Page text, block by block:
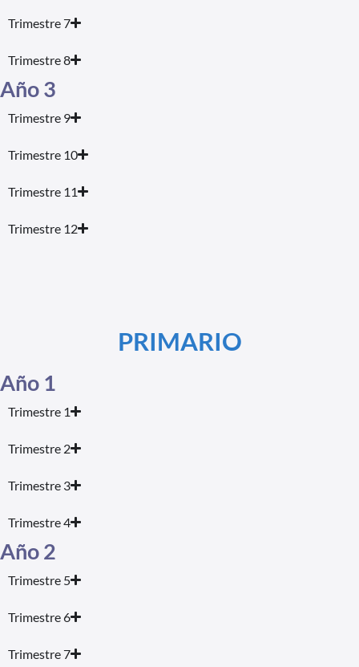
Trimestre 7
Trimestre 8
Año 3
Trimestre 9
Trimestre 10
Trimestre 11
Trimestre 12
PRIMARIO
Año 1
Trimestre 1
Trimestre 2
Trimestre 3
Trimestre 4
Año 2
Trimestre 5
Trimestre 6
Trimestre 7